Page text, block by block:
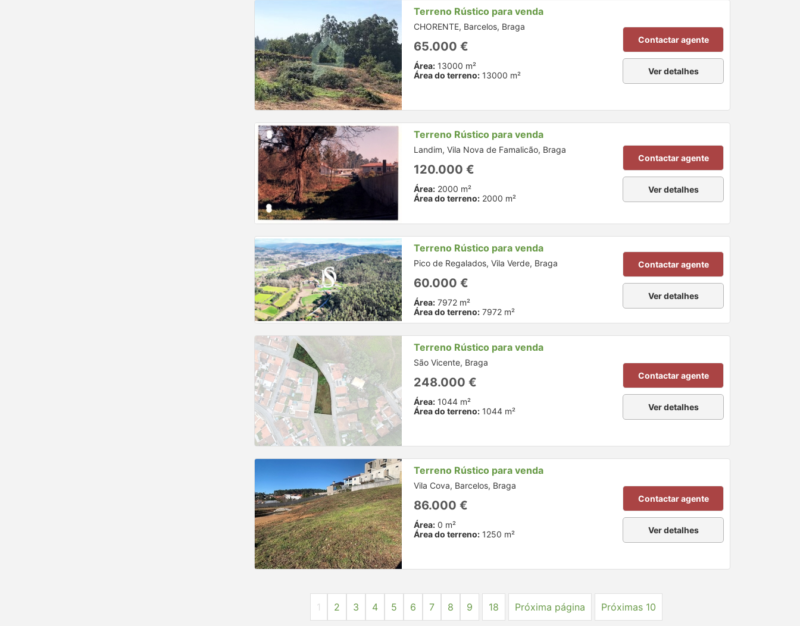
Terreno Rústico para venda
CHORENTE, Barcelos, Braga
65.000 €
Área: 13000 m²
Área do terreno: 13000 m²
Contactar agente
Ver detalhes
Terreno Rústico para venda
Landim, Vila Nova de Famalicão, Braga
120.000 €
Área: 2000 m²
Área do terreno: 2000 m²
Contactar agente
Ver detalhes
Terreno Rústico para venda
Pico de Regalados, Vila Verde, Braga
60.000 €
Área: 7972 m²
Área do terreno: 7972 m²
Contactar agente
Ver detalhes
Terreno Rústico para venda
São Vicente, Braga
248.000 €
Área: 1044 m²
Área do terreno: 1044 m²
Contactar agente
Ver detalhes
Terreno Rústico para venda
Vila Cova, Barcelos, Braga
86.000 €
Área: 0 m²
Área do terreno: 1250 m²
Contactar agente
Ver detalhes
1 2 3 4 5 6 7 8 9 18 Próxima página Próximas 10